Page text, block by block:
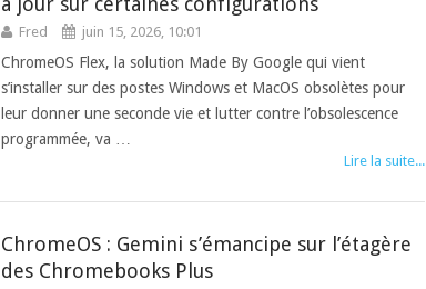
Fred juin 15, 2026, 10:01
ChromeOS Flex, la solution Made By Google qui vient
s’installer sur des postes Windows et MacOS obsolètes pour
leur donner une seconde vie et lutter contre l’obsolescence
programmée, va …
Lire la suite...
ChromeOS : Gemini s’émancipe sur l’étagère
des Chromebooks Plus